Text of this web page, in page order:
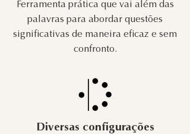
Ferramenta prática que vai além das
palavras para abordar questões
significativas de maneira eficaz e sem
confronto.
Diversas configurações